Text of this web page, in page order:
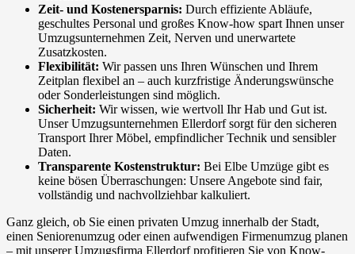
Zeit- und Kostenersparnis: Durch effiziente Abläufe,
geschultes Personal und großes Know-how spart Ihnen unser
Umzugsunternehmen Zeit, Nerven und unerwartete
Zusatzkosten.
Flexibilität: Wir passen uns Ihren Wünschen und Ihrem
Zeitplan flexibel an – auch kurzfristige Änderungswünsche
oder Sonderleistungen sind möglich.
Sicherheit: Wir wissen, wie wertvoll Ihr Hab und Gut ist.
Unser Umzugsunternehmen Ellerdorf sorgt für den sicheren
Transport Ihrer Möbel, empfindlicher Technik und sensibler
Daten.
Transparente Kostenstruktur: Bei Elbe Umzüge gibt es
keine bösen Überraschungen: Unsere Angebote sind fair,
vollständig und nachvollziehbar kalkuliert.
Ganz gleich, ob Sie einen privaten Umzug innerhalb der Stadt,
einen Seniorenumzug oder einen aufwendigen Firmenumzug planen
– mit unserer Umzugsfirma Ellerdorf profitieren Sie von Know-